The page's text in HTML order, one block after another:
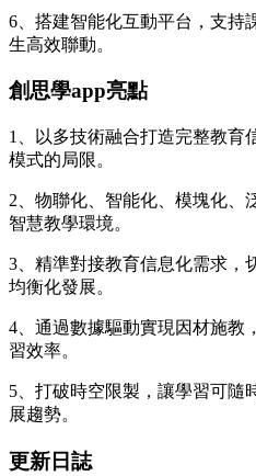
6、搭建智能化互動平台，支持
生高效聯動。
創思學app亮點
1、以多技術融合打造完整教育
模式的局限。
2、物聯化、智能化、模塊化、
智慧教學環境。
3、精準對接教育信息化需求，
均衡化發展。
4、通過數據驅動實現因材施教
習效率。
5、打破時空限製，讓學習可隨
展趨勢。
更新日誌